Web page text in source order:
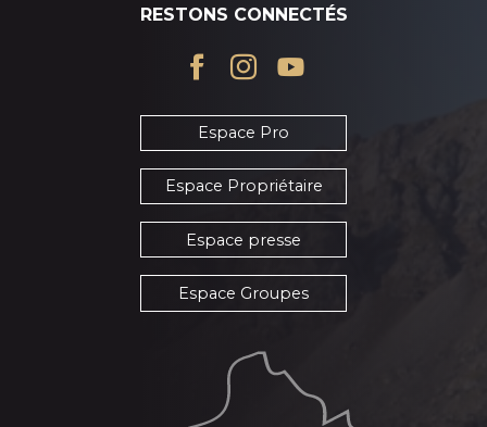
RESTONS CONNECTÉS
Espace Pro
Espace Propriétaire
Espace presse
Espace Groupes